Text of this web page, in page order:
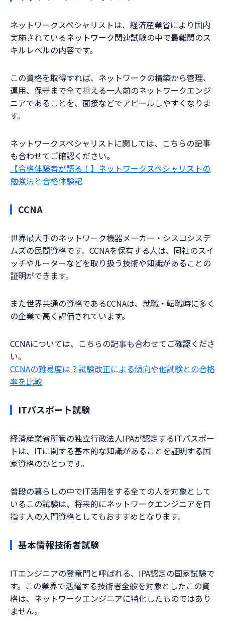
ネットワークスペシャリストは、経済産業省により国内
実施されているネットワーク関連試験の中で最難関のス
キルレベルの内容です。
この資格を取得すれば、ネットワークの構築から管理、
運用、保守まで全て担える一人前のネットワークエンジ
ニアであることを、面接などでアピールしやすくなりま
す。
ネットワークスペシャリストに関しては、こちらの記事
も合わせてご確認ください。
【合格体験者が語る！】ネットワークスペシャリストの
勉強法と合格体験記
CCNA
世界最大手のネットワーク機器メーカー・シスコシステ
ムズの民間資格です。CCNAを保有する人は、同社のスイ
ッチやルーターなどを取り扱う技術や知識があることの
証明ができます。
また世界共通の資格であるCCNAは、就職・転職時に多く
の企業で高く評価されています。
CCNAについては、こちらの記事も合わせてご確認くださ
い。
CCNAの難易度は？試験改正による傾向や他試験との合格
率を比較
ITパスポート試験
経済産業省所管の独立行政法人IPAが認定するITパスポー
トは、ITに関する基本的な知識があることを証明する国
家資格のひとつです。
普段の暮らしの中でIT活用をする全ての人を対象として
いるこの試験は、将来的にネットワークエンジニアを目
指す人の入門資格としてもおすすめとなります。
基本情報技術者試験
ITエンジニアの登竜門と呼ばれる、IPA認定の国家試験で
す。この業界で活躍する技術者全般を対象としたこの資
格は、ネットワークエンジニアに特化したものではあり
ません。